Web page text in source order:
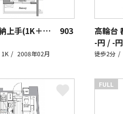
高輪台 都心の収納上手(1K＋ロフト)
903
1K 2008年02月
-円 / -円
徒歩2分
FULL